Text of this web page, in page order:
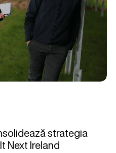
strategia
Next Ireland